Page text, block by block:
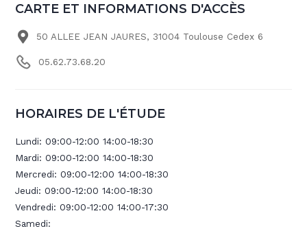
CARTE ET INFORMATIONS D'ACCÈS
50 ALLEE JEAN JAURES, 31004 Toulouse Cedex 6
05.62.73.68.20
HORAIRES DE L'ÉTUDE
Lundi:09:00-12:00 14:00-18:30
Mardi:09:00-12:00 14:00-18:30
Mercredi:09:00-12:00 14:00-18:30
Jeudi:09:00-12:00 14:00-18:30
Vendredi:09:00-12:00 14:00-17:30
Samedi: